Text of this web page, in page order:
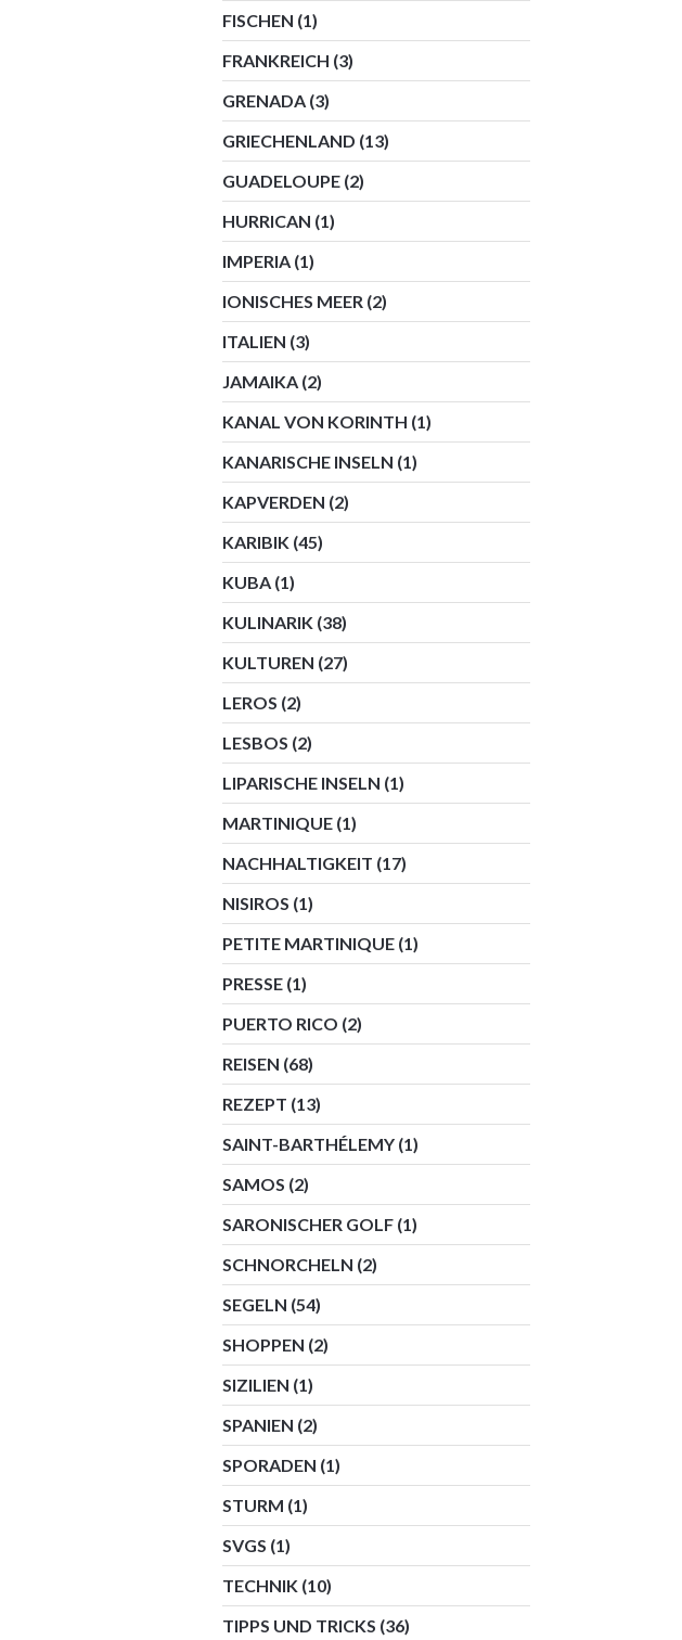
FISCHEN (1)
FRANKREICH (3)
GRENADA (3)
GRIECHENLAND (13)
GUADELOUPE (2)
HURRICAN (1)
IMPERIA (1)
IONISCHES MEER (2)
ITALIEN (3)
JAMAIKA (2)
KANAL VON KORINTH (1)
KANARISCHE INSELN (1)
KAPVERDEN (2)
KARIBIK (45)
KUBA (1)
KULINARIK (38)
KULTUREN (27)
LEROS (2)
LESBOS (2)
LIPARISCHE INSELN (1)
MARTINIQUE (1)
NACHHALTIGKEIT (17)
NISIROS (1)
PETITE MARTINIQUE (1)
PRESSE (1)
PUERTO RICO (2)
REISEN (68)
REZEPT (13)
SAINT-BARTHÉLEMY (1)
SAMOS (2)
SARONISCHER GOLF (1)
SCHNORCHELN (2)
SEGELN (54)
SHOPPEN (2)
SIZILIEN (1)
SPANIEN (2)
SPORADEN (1)
STURM (1)
SVGS (1)
TECHNIK (10)
TIPPS UND TRICKS (36)